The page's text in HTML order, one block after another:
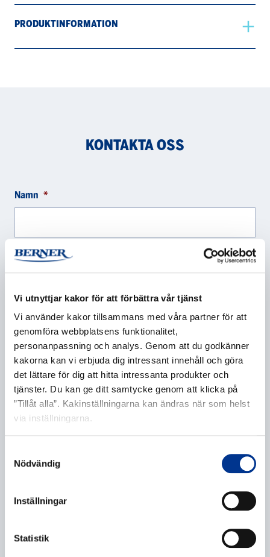
Vi utnyttjar kakor för att förbättra vår tjänst
Vi använder kakor tillsammans med våra partner för att
genomföra webbplatsens funktionalitet,
personanpassning och analys. Genom att du godkänner
kakorna kan vi erbjuda dig intressant innehåll och göra
det lättare för dig att hitta intressanta produkter och
tjänster. Du kan ge ditt samtycke genom att klicka på
”Tillåt alla”. Kakinställningarna kan ändras när som helst
via inställningarna.
Nödvändig
Inställningar
Statistik
PRODUKTINFORMATION
KONTAKTA OSS
Namn *
Företag *
E-post *
Telefonnummer
Ytterligare information